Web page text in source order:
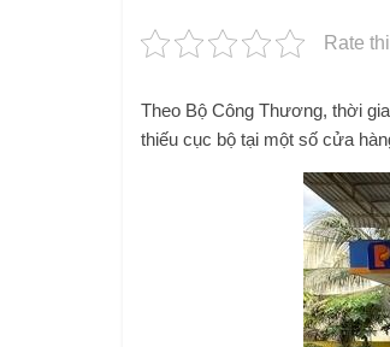
Rate
Theo Bộ Công Thương, thời
thiếu cục bộ tại một số cửa